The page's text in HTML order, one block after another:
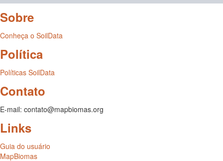
Sobre
Conheça o SoilData
Política
Políticas SoilData
Contato
E-mail: contato@mapbiomas.org
Links
Guia do usuário
MapBiomas